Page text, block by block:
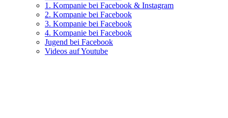
1. Kompanie bei Facebook & Instagram
2. Kompanie bei Facebook
3. Kompanie bei Facebook
4. Kompanie bei Facebook
Jugend bei Facebook
Videos auf Youtube